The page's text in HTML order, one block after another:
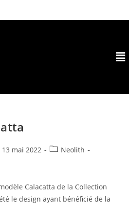
13 mai 2022
Neolith
Calacatta de la Collection
le design ayant bénéficié de la